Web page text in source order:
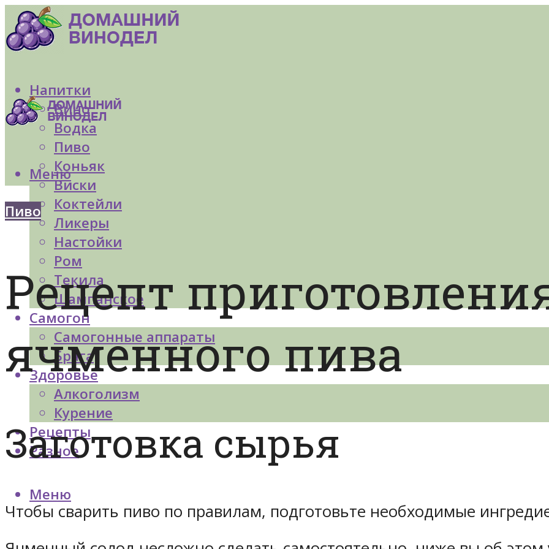
Напитки
Вино
Водка
Пиво
Коньяк
Виски
Коктейли
Ликеры
Настойки
Ром
Текила
Шампанское
Самогон
Самогонные аппараты
Брага
Здоровье
Алкоголизм
Курение
Рецепты
Разное
Меню
Меню
Пиво
Рецепт
ячменного пива
Заготовка сырья
Чтобы сварить пиво по правилам, подготовьте необходимые